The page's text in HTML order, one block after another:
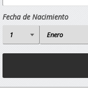
Fecha de Nacimiento